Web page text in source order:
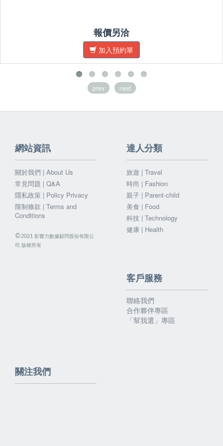
報價另洽
加入預約單
prev next
網站資訊
關於我們 | About Us
常見問題 | Q&A
隱私政策 | Policy Privacy
限制條款 | Terms and
Conditions
©2021 影響力數據顧問股份有限公
司.版權所有
達人分類
旅遊 | Travel
時尚 | Fashion
親子 | Parent-child
美食 | Food
科技 | Technology
健康 | Health
客戶服務
聯絡我們
合作夥伴專區
「幫我選」專區
關注我們